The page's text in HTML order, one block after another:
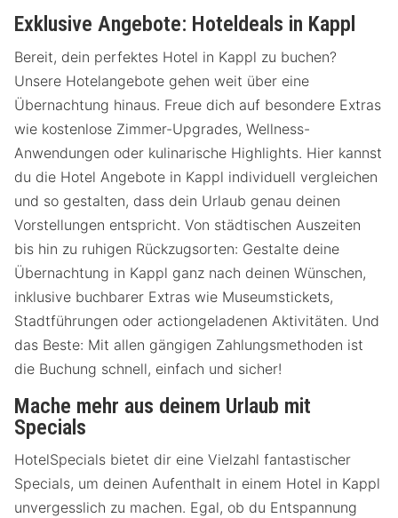
Exklusive Angebote: Hoteldeals in Kappl
Bereit, dein perfektes Hotel in Kappl zu buchen?
Unsere Hotelangebote gehen weit über eine
Übernachtung hinaus. Freue dich auf besondere Extras
wie kostenlose Zimmer-Upgrades, Wellness-
Anwendungen oder kulinarische Highlights. Hier kannst
du die Hotel Angebote in Kappl individuell vergleichen
und so gestalten, dass dein Urlaub genau deinen
Vorstellungen entspricht. Von städtischen Auszeiten
bis hin zu ruhigen Rückzugsorten: Gestalte deine
Übernachtung in Kappl ganz nach deinen Wünschen,
inklusive buchbarer Extras wie Museumstickets,
Stadtführungen oder actiongeladenen Aktivitäten. Und
das Beste: Mit allen gängigen Zahlungsmethoden ist
die Buchung schnell, einfach und sicher!
Mache mehr aus deinem Urlaub mit
Specials
HotelSpecials bietet dir eine Vielzahl fantastischer
Specials, um deinen Aufenthalt in einem Hotel in Kappl
unvergesslich zu machen. Egal, ob du Entspannung